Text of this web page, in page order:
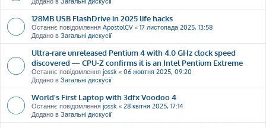
128MB USB FlashDrive in 2025 life hacks
Останнє повідомлення ApostolCV « 17 листопада 2025, 13:58
Додано в Загальні дискусії
Ultra-rare unreleased Pentium 4 with 4.0 GHz clock speed
discovered — CPU-Z confirms it is an Intel Pentium Extreme
Останнє повідомлення jossk « 06 жовтня 2025, 09:20
Додано в Загальні дискусії
World's First Laptop with 3dfx Voodoo 4
Останнє повідомлення jossk « 28 квітня 2025, 17:14
Додано в Загальні дискусії